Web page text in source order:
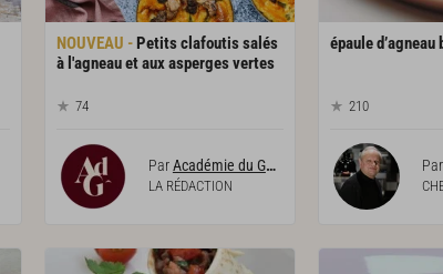
Petits clafoutis salés
à l'agneau et aux asperges vertes
74
ParAcadémie du Goût
LA RÉDACTION
épauled’agneau
210